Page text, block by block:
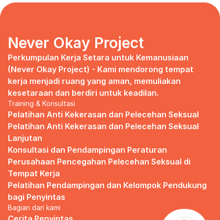
marketing strategy, I uphold myself to fill
that position. I believe I had something to
give, I like designing, and Social Media is
kinda my forte, so I did work on that solo.
Until one day I’ve had enough:
I came to work finding out that they
outsourced a social media analyst (which
conveniently consists of ALL GUYS) to
Don’t get me wrong, I want the best for
the company, but they didn’t even run it
up on me that they’re trying to solve the
marketing problem (that I was unaware
of).
I will never forget the laughs they all
shared in the meeting room, with no vagina
Never Okay Project
Perkumpulan Kerja Setara untuk Kemanusiaan
(Never Okay Project) - Kami mendorong tempat
kerja menjadi ruang yang aman, memuliakan
kesetaraan dan berdiri untuk keadilan.
Training & Konsultasi
Pelatihan Anti Kekerasan dan Pelecehan Seksual
Pelatihan Anti Kekerasan dan Pelecehan Seksual
Lanjutan
Konsultasi dan Pendampingan Peraturan
Perusahaan Pencegahan Pelecehan Seksual di
Tempat Kerja
Pelatihan Pendampingan dan Kelompok Pendukung
bagi Penyintas
Bagian dari kami